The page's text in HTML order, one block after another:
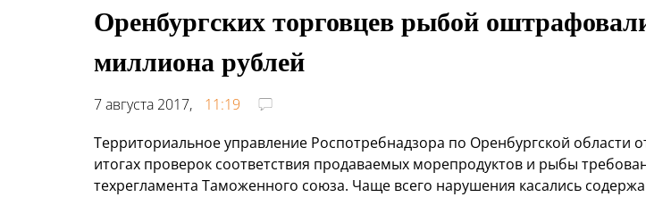
Оренбургских торговцев рыбой
миллиона рублей
7 августа 2017,
11:19
Территориальное управление Роспотребнадзора по Оренбургской области
итогах проверок соответствия продаваемых морепродуктов и рыбы
техрегламента Таможенного союза. Чаще всего нарушения касались